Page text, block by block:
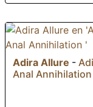
Adira Allure -
Anal Annihilation